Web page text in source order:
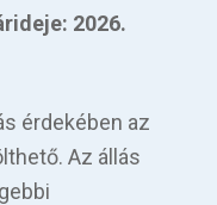
2026.
érdekében az
Az állás